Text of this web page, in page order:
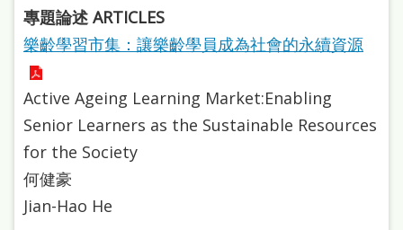
入
市
圖
網
站
導
覽
專題論述 ARTICLES
樂齡學習市集：讓樂齡學員成為社會的永續資源
Active Ageing Learning Market:Enabling
Senior Learners as the Sustainable Resources
for the Society
何健豪
Jian-Hao He